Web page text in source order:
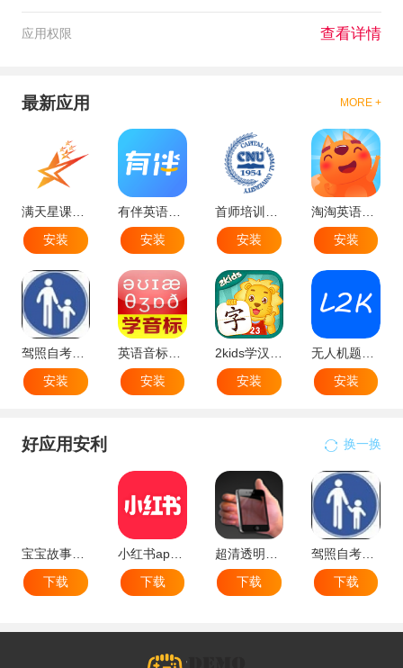
应用权限 查看详情
最新应用 MORE +
满天星课堂官方版
安装
有伴英语app手机安卓版
安装
首师培训app最新版
安装
淘淘英语app手机版
安装
驾照自考知识库最新版
安装
英语音标速记电子版
安装
2kids学汉字app官方最新版
安装
无人机题库免费版
安装
好应用安利 换一换
宝宝故事大全
下载
下载
下载
下载